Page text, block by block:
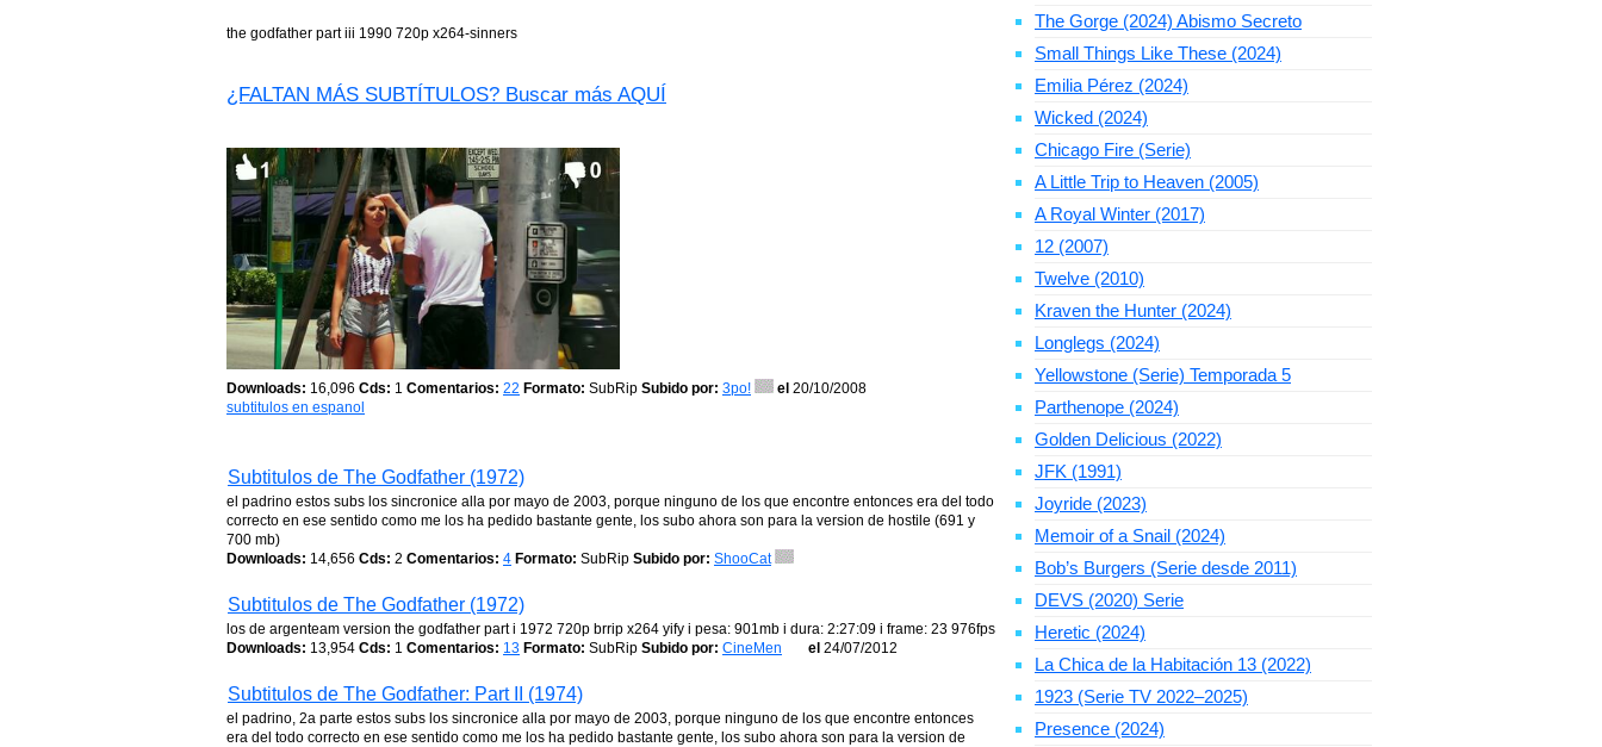
the godfather part iii 1990 720p x264-sinners
¿FALTAN MÁS SUBTÍTULOS? Buscar más AQUÍ
Downloads: 16,096 Cds: 1 Comentarios: 22 Formato: SubRip Subido por: 3po! el 20/10/2008
subtitulos en espanol
Subtitulos de The Godfather (1972)
el padrino estos subs los sincronice alla por mayo de 2003, porque ninguno de los que encontre entonces era del todo
correcto en ese sentido como me los ha pedido bastante gente, los subo ahora son para la version de hostile (691 y
700 mb)
Downloads: 14,656 Cds: 2 Comentarios: 4 Formato: SubRip Subido por: ShooCat
Subtitulos de The Godfather (1972)
los de argenteam version the godfather part i 1972 720p brrip x264 yify i pesa: 901mb i dura: 2:27:09 i frame: 23 976fps
Downloads: 13,954 Cds: 1 Comentarios: 13 Formato: SubRip Subido por: CineMen el 24/07/2012
Subtitulos de The Godfather: Part II (1974)
el padrino, 2a parte estos subs los sincronice alla por mayo de 2003, porque ninguno de los que encontre entonces
era del todo correcto en ese sentido como me los ha pedido bastante gente, los subo ahora son para la version de
The Gorge (2024) Abismo Secreto
Small Things Like These (2024)
Emilia Pérez (2024)
Wicked (2024)
Chicago Fire (Serie)
A Little Trip to Heaven (2005)
A Royal Winter (2017)
12 (2007)
Twelve (2010)
Kraven the Hunter (2024)
Longlegs (2024)
Yellowstone (Serie) Temporada 5
Parthenope (2024)
Golden Delicious (2022)
JFK (1991)
Joyride (2023)
Memoir of a Snail (2024)
Bob’s Burgers (Serie desde 2011)
DEVS (2020) Serie
Heretic (2024)
La Chica de la Habitación 13 (2022)
1923 (Serie TV 2022–2025)
Presence (2024)